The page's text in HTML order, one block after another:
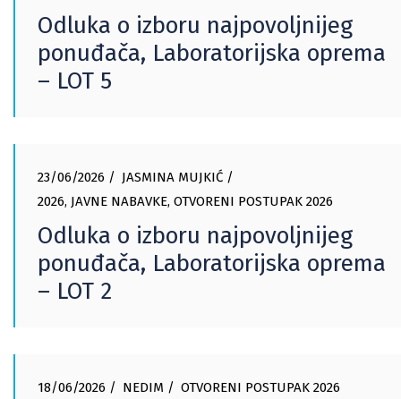
Odluka o izboru najpovoljnijeg
ponuđača, Laboratorijska oprema
– LOT 5
23/06/2026
JASMINA MUJKIĆ
2026, JAVNE NABAVKE, OTVORENI POSTUPAK 2026
Odluka o izboru najpovoljnijeg
ponuđača, Laboratorijska oprema
– LOT 2
18/06/2026 NEDIM OTVORENI POSTUPAK 2026